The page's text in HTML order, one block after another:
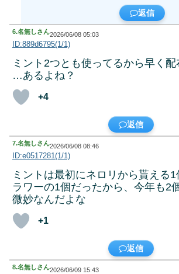
返信
6.名無しさん2026/06/08 05:03
ID:889d6795(1/1)
ミント2つとも使ってるから早く
…あるよね？
+4
返信
7.名無しさん2026/06/08 08:46
ID:e0517281(1/1)
ミントは最初にネロリから貰える
ラワーの1個だったから、今年も2
微妙なんだよな
+1
返信
8.名無しさん2026/06/09 15:43